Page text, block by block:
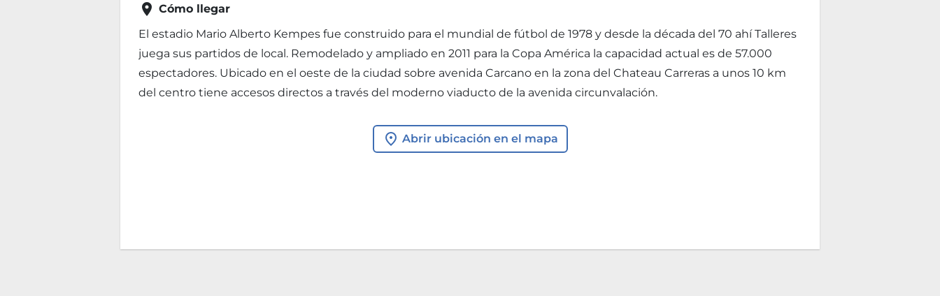
 Cómo llegar
El estadio Mario Alberto Kempes fue construido para el mundial de fútbol de 1978 y desde la década del 70 ahí Talleres
juega sus partidos de local. Remodelado y ampliado en 2011 para la Copa América la capacidad actual es de 57.000
espectadores. Ubicado en el oeste de la ciudad sobre avenida Carcano en la zona del Chateau Carreras a unos 10 km
del centro tiene accesos directos a través del moderno viaducto de la avenida circunvalación.
Abrir ubicación en el mapa